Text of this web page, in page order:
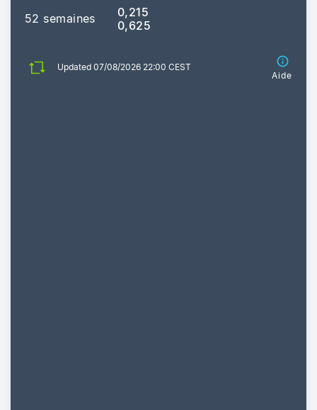
52 semaines
0,215
0,625
Updated 07/08/2026 22:00 CEST
Aide